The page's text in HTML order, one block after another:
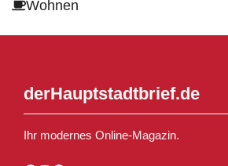
Wohnen
derHauptstadtbrief.de
Ihr modernes Online-Magazin.